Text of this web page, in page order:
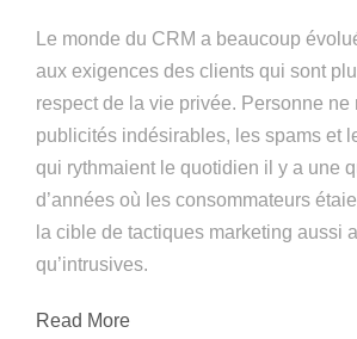
Le monde du CRM a beaucoup
aux exigences des clients qui sont
respect de la vie privée. Personne ne
publicités indésirables, les spams et
qui rythmaient le quotidien il y a une
d’années où les consommateurs
la cible de tactiques marketing aussi
qu’intrusives.
Read More